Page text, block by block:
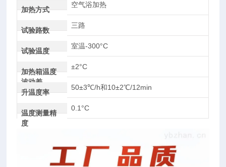
加热方式
空气浴加热
试验路数
三路
试验温度
室温-300°C
加热箱温度
波动差
±2°C
升温度率
50±3℃/h和10±2℃/12min
温度测量精
度
0.1°C